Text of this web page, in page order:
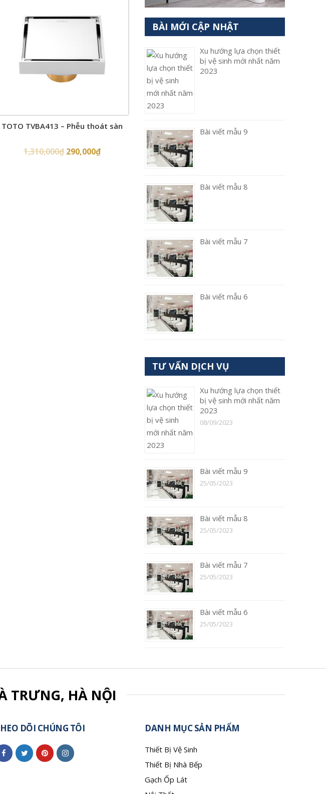
TOTO TVBA413 – Phễu thoát sàn
1,310,000₫ 290,000₫
BÀI MỚI CẬP NHẬT
Xu hướng lựa chọn thiết
bị vệ sinh mới nhất năm
2023
Bài viết mẫu 9
Bài viết mẫu 8
Bài viết mẫu 7
Bài viết mẫu 6
TƯ VẤN DỊCH VỤ
Xu hướng lựa chọn thiết
bị vệ sinh mới nhất năm
2023
08/09/2023
Bài viết mẫu 9
25/05/2023
Bài viết mẫu 8
25/05/2023
Bài viết mẫu 7
25/05/2023
Bài viết mẫu 6
25/05/2023
TRƯNG, HÀ NỘI
DÕI CHÚNG TÔI DANH MỤC SẢN PHẨM
Thiết Bị Vệ Sinh
Thiết Bị Nhà Bếp
Gạch Ốp Lát